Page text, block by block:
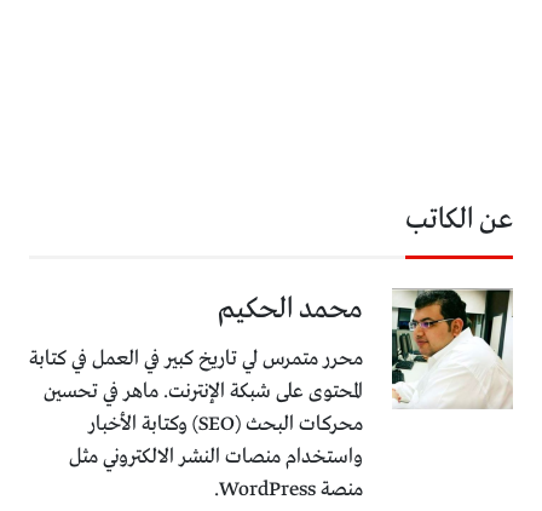
عن الكاتب
محمد الحكيم
محرر متمرس لي تاريخ كبير في العمل في كتابة
المحتوى على شبكة الإنترنت. ماهر في تحسين
محركات البحث (SEO) وكتابة الأخبار
واستخدام منصات النشر الالكتروني مثل
منصة WordPress.